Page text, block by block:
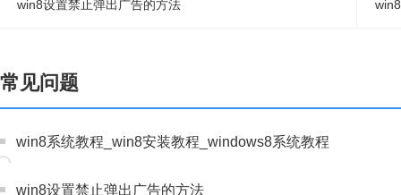
win8设置禁止弹出广告的方法
常见问题
win8系统教程_win8安装教程_windows8系统教程
win8设置禁止弹出广告的方法